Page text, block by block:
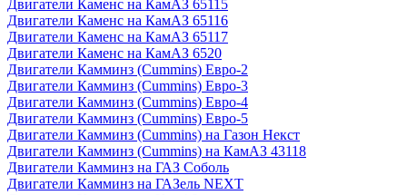
Двигатели Каменс на КамАЗ 65115
Двигатели Каменс на КамАЗ 65116
Двигатели Каменс на КамАЗ 65117
Двигатели Каменс на КамАЗ 6520
Двигатели Камминз (Cummins) Евро-2
Двигатели Камминз (Cummins) Евро-3
Двигатели Камминз (Cummins) Евро-4
Двигатели Камминз (Cummins) Евро-5
Двигатели Камминз (Cummins) на Газон Некст
Двигатели Камминз (Cummins) на КамАЗ 43118
Двигатели Камминз на ГАЗ Соболь
Двигатели Камминз на ГАЗель NEXT